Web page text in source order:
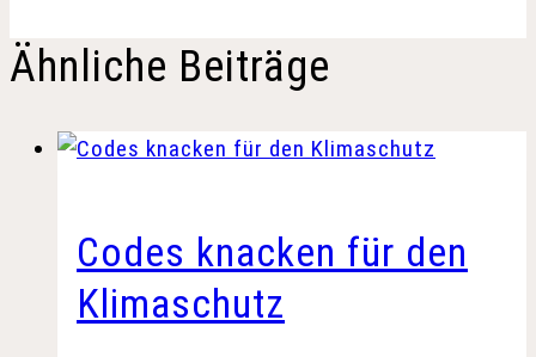
Ähnliche Beiträge
Codes knacken für den
Klimaschutz